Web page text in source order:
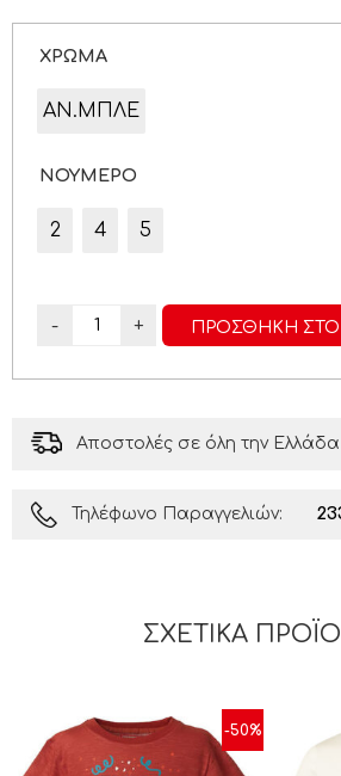
ΧΡΩΜΑ
ΑΝ.ΜΠΛΕ
ΝΟΥΜΕΡΟ
2 4 5
- + ΠΡΟΣΘΉΚΗ ΣΤΟ
Αποστολές σε όλη την Ελλάδα
Τηλέφωνο Παραγγελιών:
ΣΧΕΤΙΚΆ
-50%